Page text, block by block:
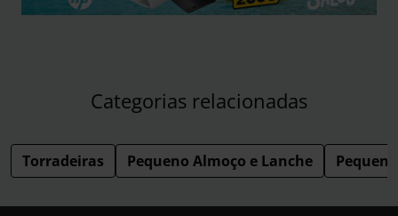
Categorias relacionadas
Torradeiras Pequeno Almoço e Lanche